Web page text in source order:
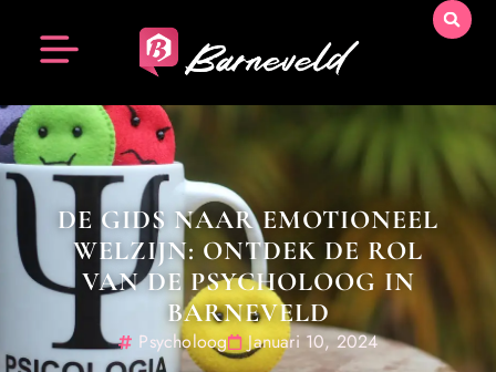
DE GIDS NAAR EMOTIONEEL
WELZIJN: ONTDEK DE ROL
VAN DE PSYCHOLOOG IN
BARNEVELD
Psycholoog Januari 10, 2024